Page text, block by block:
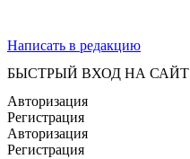
Написать в редакцию
БЫСТРЫЙ ВХОД НА САЙТ
Авторизация
Регистрация
Авторизация
Регистрация